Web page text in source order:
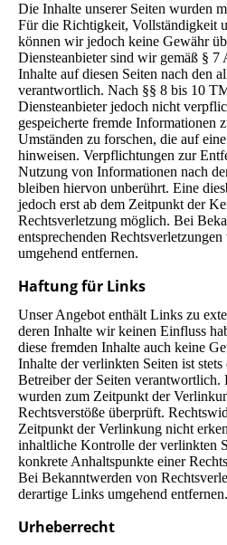
Die Inhalte unserer Seiten wurden
Für die Richtigkeit, Vollständigkeit
können wir jedoch keine Gewähr
Diensteanbieter sind wir gemäß §
Inhalte auf diesen Seiten nach den
verantwortlich. Nach §§ 8 bis 10
Diensteanbieter jedoch nicht
gespeicherte fremde Informationen
Umständen zu forschen, die auf
hinweisen. Verpflichtungen zur
Nutzung von Informationen nach
bleiben hiervon unberührt. Eine
jedoch erst ab dem Zeitpunkt der
Rechtsverletzung möglich. Bei
entsprechenden
umgehend entfernen.
Haftung für Links
Unser Angebot enthält Links zu
deren Inhalte wir keinen Einfluss
diese fremden Inhalte auch keine
Inhalte der verlinkten Seiten ist
Betreiber der Seiten verantwortlich.
wurden zum Zeitpunkt der
Rechtsverstöße überprüft.
Zeitpunkt der Verlinkung nicht
inhaltliche Kontrolle der verlinkten
konkrete Anhaltspunkte einer
Bei Bekanntwerden von
derartige Links umgehend entfernen.
Urheberrecht